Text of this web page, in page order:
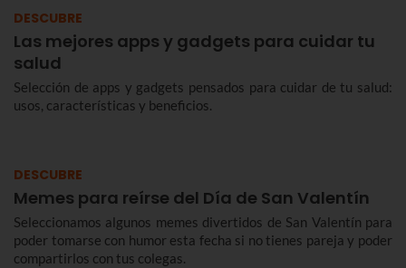
DESCUBRE
Las mejores apps y gadgets para cuidar tu
salud
Selección de apps y gadgets pensados para cuidar de tu salud:
usos, características y beneficios.
DESCUBRE
Memes para reírse del Día de San Valentín
Seleccionamos algunos memes divertidos de San Valentín para
poder tomarse con humor esta fecha si no tienes pareja y poder
compartirlos con tus colegas.